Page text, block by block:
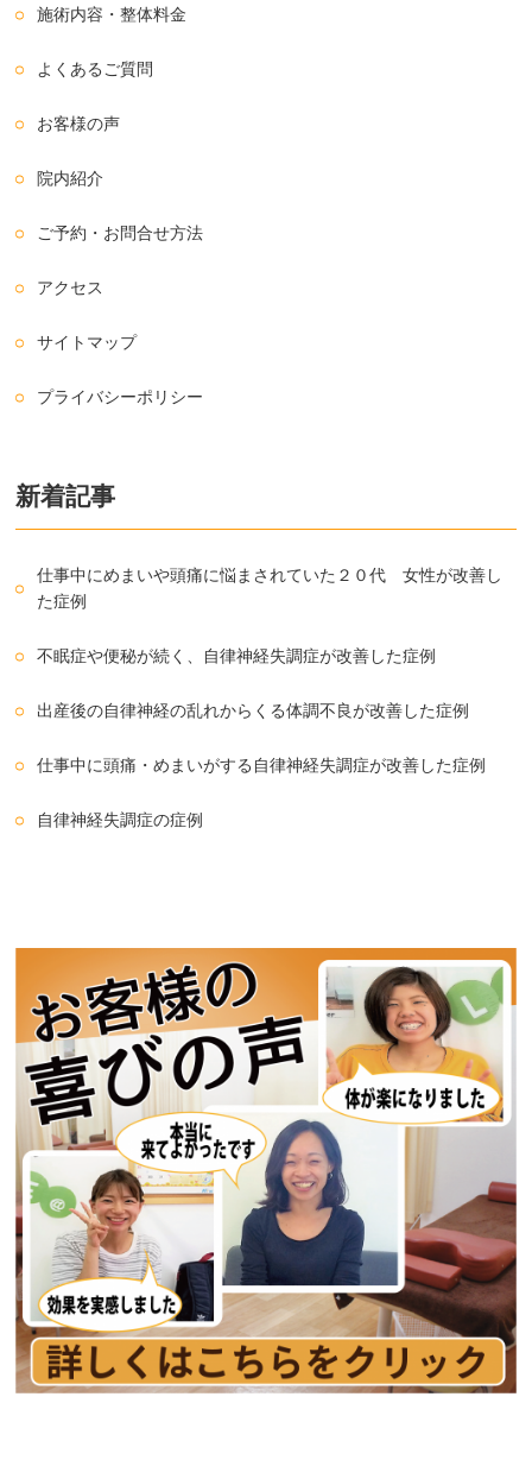
施術内容・整体料金
よくあるご質問
お客様の声
院内紹介
ご予約・お問合せ方法
アクセス
サイトマップ
プライバシーポリシー
新着記事
仕事中にめまいや頭痛に悩まされていた２０代 女性が改善し
た症例
不眠症や便秘が続く、自律神経失調症が改善した症例
出産後の自律神経の乱れからくる体調不良が改善した症例
仕事中に頭痛・めまいがする自律神経失調症が改善した症例
自律神経失調症の症例